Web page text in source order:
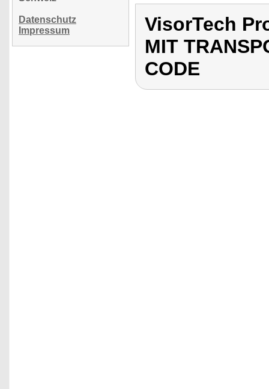
Datenschutz
Impressum
VisorTech
MIT
CODE